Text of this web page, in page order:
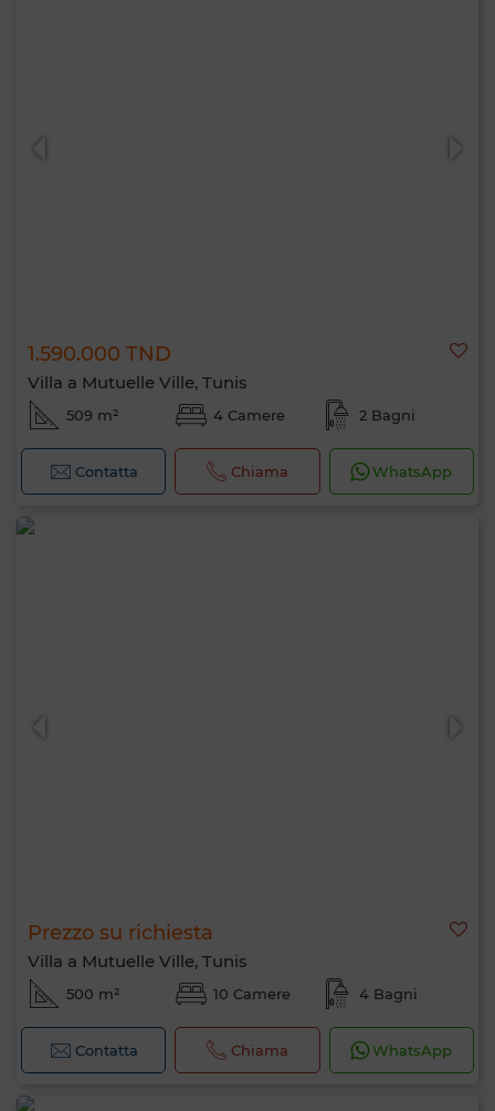
1.590.000 TND
Villa a Mutuelle Ville, Tunis
509 m² 4 Camere 2 Bagni
Contatta Chiama WhatsApp
Prezzo su richiesta
Villa a Mutuelle Ville, Tunis
500 m² 10 Camere 4 Bagni
Contatta Chiama WhatsApp